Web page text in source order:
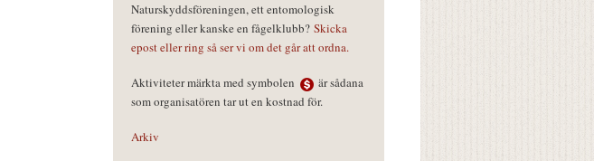
Naturskyddsföreningen, ett entomologisk
förening eller kanske en fågelklubb? Skicka
epost eller ring så ser vi om det går att ordna.
Aktiviteter märkta med symbolen
är sådana
som organisatören tar ut en kostnad för.
Arkiv